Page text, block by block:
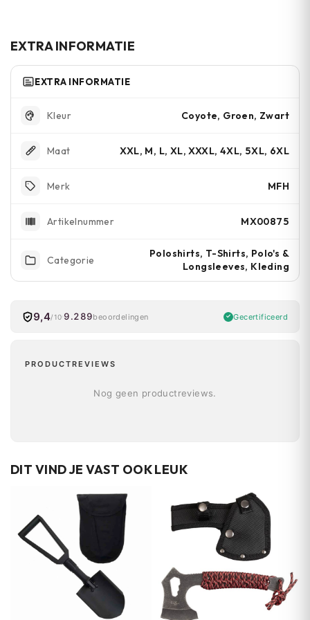
terwijl polyester duurzaamheid toevoegt.
EXTRA INFORMATIE
EXTRA INFORMATIE
Kleur Coyote, Groen, Zwart
Maat XXL, M, L, XL, XXXL, 4XL, 5XL, 6XL
Merk MFH
Artikelnummer MX00875
Categorie
Poloshirts, T-Shirts, Polo's &
Longsleeves, Kleding
9,4/10 9.289beoordelingen Gecertificeerd
PRODUCTREVIEWS
Nog geen productreviews.
DIT VIND JE VAST OOK LEUK